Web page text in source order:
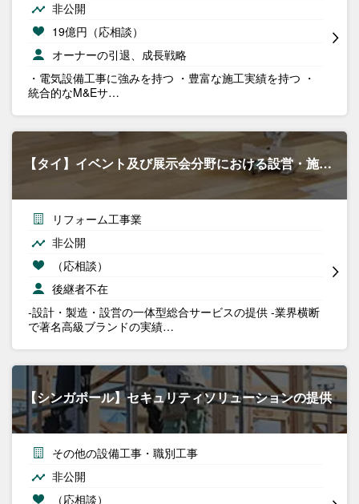
非公開
19億円（応相談）
オーナーの引退、成長戦略
・電気設備工事に強みを持つ ・豊富な施工実績を持つ ・
統合的なM&Eサ…
【タイ】イベント及び展示会分野における設営・施…
リフォーム工事業
非公開
（応相談）
後継者不在
-設計・製造・設営の一体型総合サービスの提供 -業界横断
で著名高級ブランドの実績…
【シンガポール】セキュリティソリューションの提供
その他の設備工事・職別工事
非公開
（応相談）